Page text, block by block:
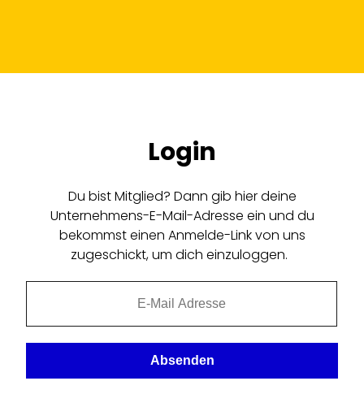
Login
Du bist Mitglied? Dann gib hier deine
Unternehmens-E-Mail-Adresse ein und du
bekommst einen Anmelde-Link von uns
zugeschickt, um dich einzuloggen.
Absenden